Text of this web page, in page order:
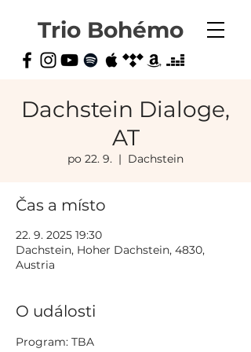
Trio Bohémo
Dachstein Dialoge,
AT
po 22. 9.
  |
Dachstein
Čas a místo
22. 9. 2025 19:30
Dachstein, Hoher Dachstein, 4830,
Austria
O události
Program: TBA